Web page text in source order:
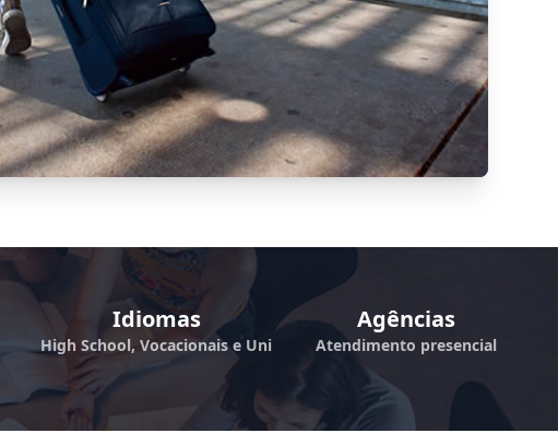
Idiomas
High School, Vocacionais e Uni
Agências
Atendimento presencial